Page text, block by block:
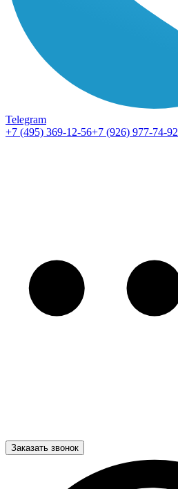
Telegram
+7 (495) 369-12-56+7 (926) 977-74-92
Заказать звонок